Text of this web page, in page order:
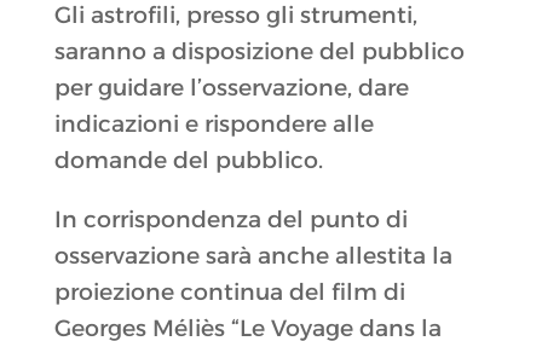
Gli astrofili, presso gli strumenti,
saranno a disposizione del pubblico
per guidare l’osservazione, dare
indicazioni e rispondere alle
domande del pubblico.
In corrispondenza del punto di
osservazione sarà anche allestita la
proiezione continua del film di
Georges Méliès “Le Voyage dans la